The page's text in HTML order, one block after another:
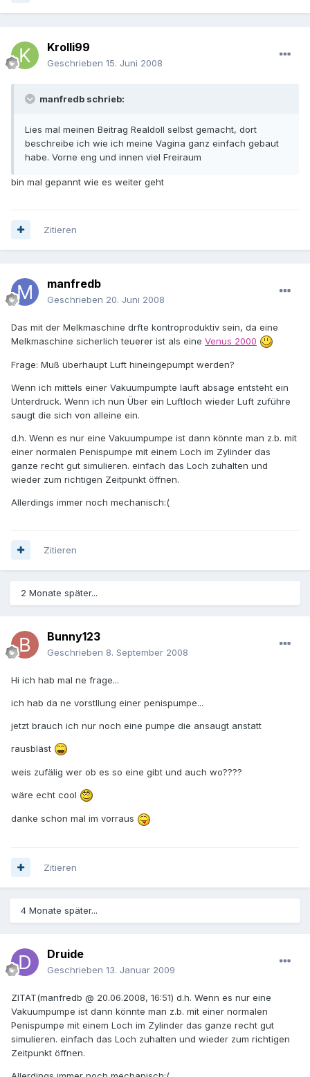
Krolli99
Geschrieben 15. Juni 2008
manfredb schrieb:
Lies mal meinen Beitrag Realdoll selbst gemacht, dort
beschreibe ich wie ich meine Vagina ganz einfach gebaut
habe. Vorne eng und innen viel Freiraum
bin mal gepannt wie es weiter geht
Zitieren
manfredb
Geschrieben 20. Juni 2008
Das mit der Melkmaschine drfte kontroproduktiv sein, da eine
Melkmaschine sicherlich teuerer ist als eine Venus 2000
Frage: Muß überhaupt Luft hineingepumpt werden?
Wenn ich mittels einer Vakuumpumpte lauft absage entsteht ein
Unterdruck. Wenn ich nun Über ein Luftloch wieder Luft zuführe
saugt die sich von alleine ein.
d.h. Wenn es nur eine Vakuumpumpe ist dann könnte man z.b. mit
einer normalen Penispumpe mit einem Loch im Zylinder das
ganze recht gut simulieren. einfach das Loch zuhalten und
wieder zum richtigen Zeitpunkt öffnen.
Allerdings immer noch mechanisch:(
Zitieren
2 Monate später...
Bunny123
Geschrieben 8. September 2008
Hi ich hab mal ne frage...
ich hab da ne vorstllung einer penispumpe...
jetzt brauch ich nur noch eine pumpe die ansaugt anstatt
rausbläst
weis zufälig wer ob es so eine gibt und auch wo????
wäre echt cool
danke schon mal im vorraus
Zitieren
4 Monate später...
Druide
Geschrieben 13. Januar 2009
ZITAT(manfredb @ 20.06.2008, 16:51) d.h. Wenn es nur eine
Vakuumpumpe ist dann könnte man z.b. mit einer normalen
Penispumpe mit einem Loch im Zylinder das ganze recht gut
simulieren. einfach das Loch zuhalten und wieder zum richtigen
Zeitpunkt öffnen.